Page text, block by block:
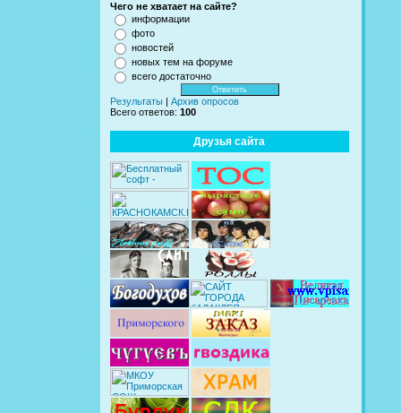
Чего не хватает на сайте?
информации
фото
новостей
новых тем на форуме
всего достаточно
Результаты
Архив опросов
Всего ответов: 100
Друзья сайта